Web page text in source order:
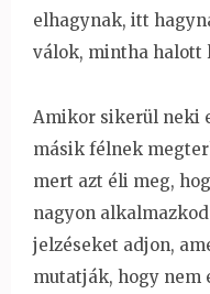
elhagynak, itt
válok, mintha halott
Amikor sikerül neki
másik félnek
mert azt éli meg,
nagyon
jelzéseket adjon,
mutatják, hogy nem